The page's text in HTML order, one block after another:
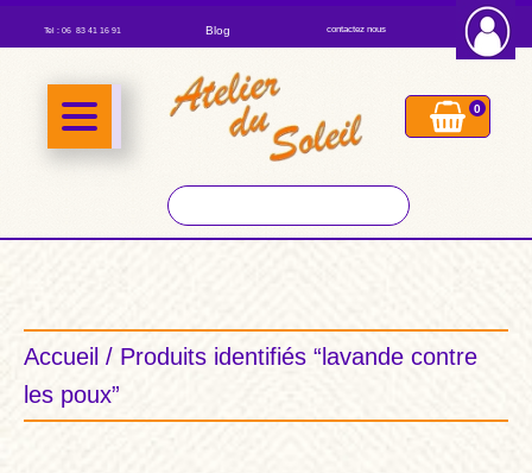
Tel : 06 83 41 16 91 Blog contactez nous
0
Accueil / Produits identifiés “lavande contre
les poux”